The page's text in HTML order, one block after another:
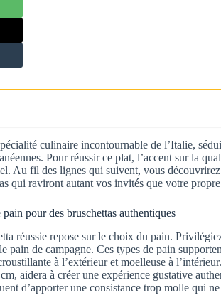
culinaire incontournable de l’Italie,
Pour réussir ce plat, l’accent sur la
Au fil des lignes qui suivent, vous
qui raviront autant vos invités que votre
pour des bruschettas authentiques
réussie repose sur le choix du pain.
pain de campagne. Ces types de pain
à l’extérieur et moelleuse à
aidera à créer une expérience gustative
d’apporter une consistance trop molle qui